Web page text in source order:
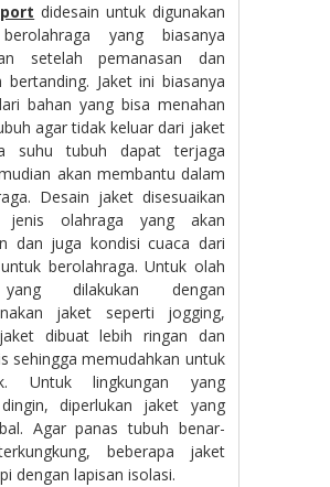
didesain untuk digunakan
yang biasanya
setelah pemanasan dan
bertanding. Jaket ini biasanya
bahan yang bisa menahan
agar tidak keluar dari jaket
suhu tubuh dapat terjaga
akan membantu dalam
Desain jaket disesuaikan
jenis olahraga yang akan
dan juga kondisi cuaca dari
berolahraga. Untuk olah
dilakukan dengan
jaket seperti jogging,
dibuat lebih ringan dan
sehingga memudahkan untuk
Untuk lingkungan yang
diperlukan jaket yang
Agar panas tubuh benar-
beberapa jaket
dengan lapisan isolasi.